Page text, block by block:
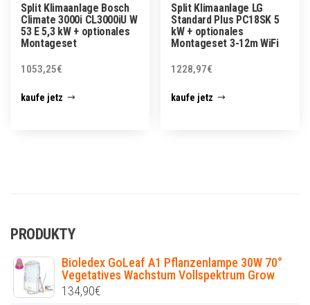
Split Klimaanlage Bosch
Climate 3000i CL3000iU W
53 E 5,3 kW + optionales
Montageset
1053,25€
kaufe jetz
Split Klimaanlage LG
Standard Plus PC18SK 5
kW + optionales
Montageset 3-12m WiFi
1228,97€
kaufe jetz
PRODUKTY
Bioledex GoLeaf A1 Pflanzenlampe 30W 70°
Vegetatives Wachstum Vollspektrum Grow
134,90€